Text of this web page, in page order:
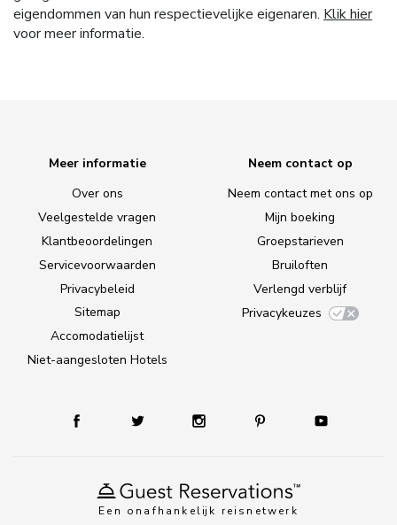
eigendommen van hun respectievelijke eigenaren. Klik hier
voor meer informatie.
Een onafhankelijk reisnetwerk
Meer informatie
Over ons
Veelgestelde vragen
Klantbeoordelingen
Servicevoorwaarden
Privacybeleid
Sitemap
Accomodatielijst
Niet-aangesloten Hotels
Neem contact op
Neem contact met ons op
Mijn boeking
Groepstarieven
Bruiloften
Verlengd verblijf
Privacykeuzes